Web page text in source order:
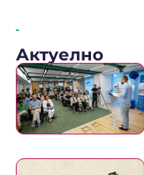
Актуелно